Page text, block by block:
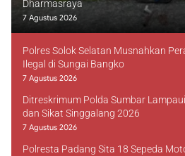
Dharmasraya
7 Agustus 2026
Polres Solok Selatan Musnahkan
Ilegal di Sungai Bangko
7 Agustus 2026
Ditreskrimum Polda Sumbar
dan Sikat Singgalang 2026
7 Agustus 2026
Polresta Padang Sita 18 Sepeda